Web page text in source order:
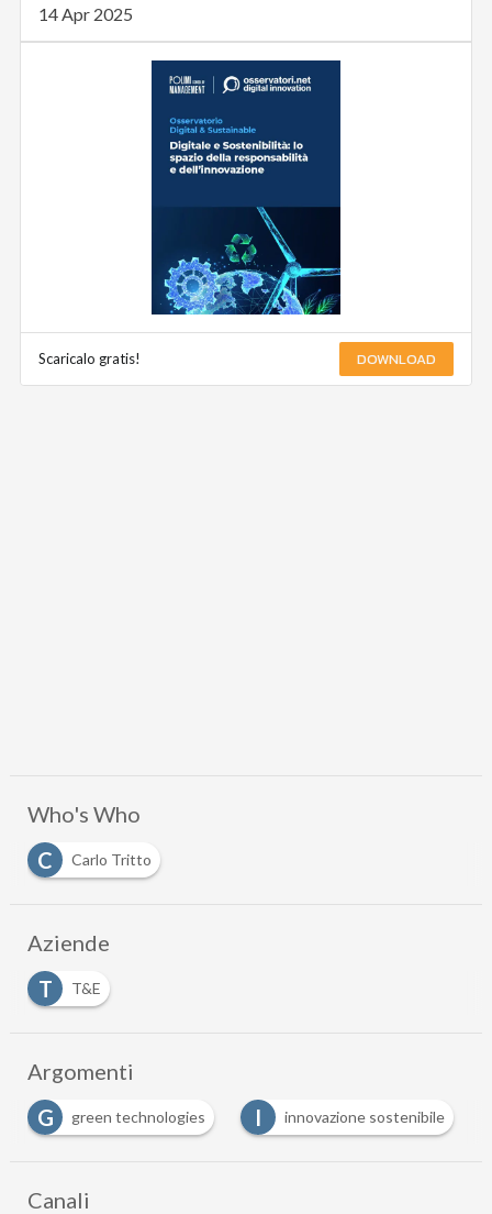
14 Apr 2025
Scaricalo gratis! DOWNLOAD
Who's Who
C
Carlo Tritto
Aziende
T
T&E
Argomenti
I
innovazione sostenibile I investimenti sostenibili
Canali